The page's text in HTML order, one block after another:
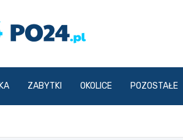
ZABYTKI OKOLICE POZOSTAŁE